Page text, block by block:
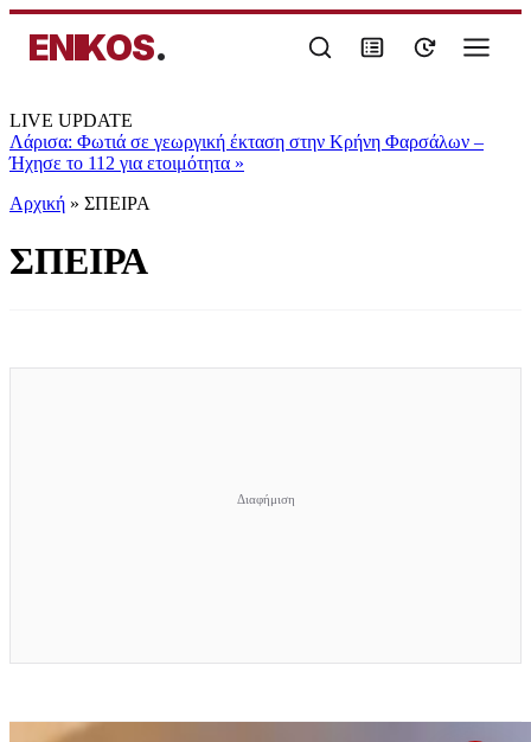
ENIKOS.
LIVE UPDATE
Λάρισα: Φωτιά σε γεωργική έκταση στην Κρήνη Φαρσάλων –
Ήχησε το 112 για ετοιμότητα »
Αρχική » ΣΠΕΙΡΑ
ΣΠΕΙΡΑ